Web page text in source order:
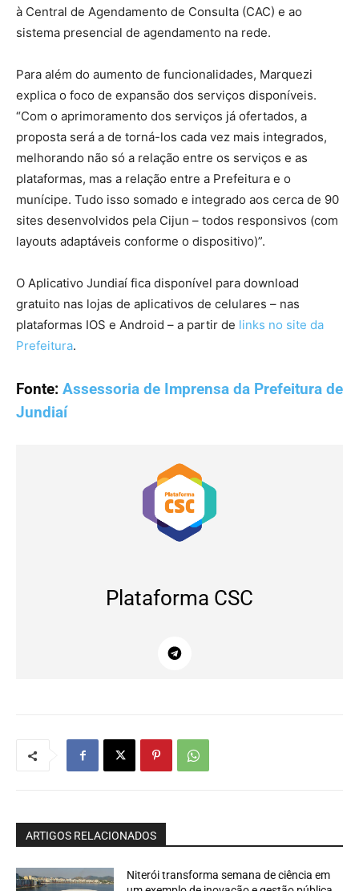
à Central de Agendamento de Consulta (CAC) e ao
sistema presencial de agendamento na rede.
Para além do aumento de funcionalidades, Marquezi
explica o foco de expansão dos serviços disponíveis.
“Com o aprimoramento dos serviços já ofertados, a
proposta será a de torná-los cada vez mais integrados,
melhorando não só a relação entre os serviços e as
plataformas, mas a relação entre a Prefeitura e o
munícipe. Tudo isso somado e integrado aos cerca de 90
sites desenvolvidos pela Cijun – todos responsivos (com
layouts adaptáveis conforme o dispositivo)”.
O Aplicativo Jundiaí fica disponível para download
gratuito nas lojas de aplicativos de celulares – nas
plataformas IOS e Android – a partir de links no site da
Prefeitura.
Fonte: Assessoria de Imprensa da Prefeitura de
Jundiaí
Plataforma CSC
ARTIGOS RELACIONADOS
Niterói transforma semana de ciência em